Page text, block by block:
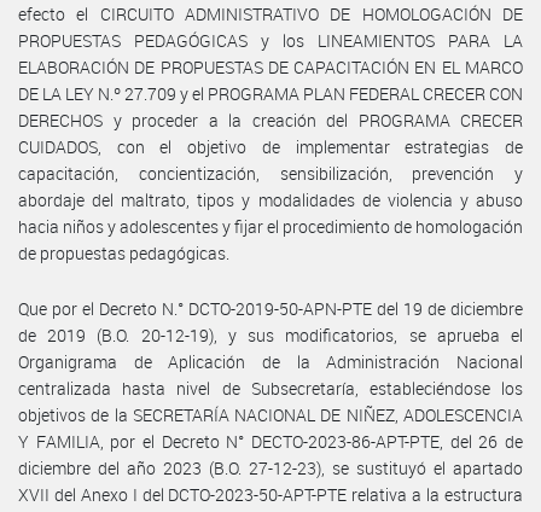
efecto el CIRCUITO ADMINISTRATIVO DE HOMOLOGACIÓN DE
PROPUESTAS PEDAGÓGICAS y los LINEAMIENTOS PARA LA
ELABORACIÓN DE PROPUESTAS DE CAPACITACIÓN EN EL MARCO
DE LA LEY N.º 27.709 y el PROGRAMA PLAN FEDERAL CRECER CON
DERECHOS y proceder a la creación del PROGRAMA CRECER
CUIDADOS, con el objetivo de implementar estrategias de
capacitación, concientización, sensibilización, prevención y
abordaje del maltrato, tipos y modalidades de violencia y abuso
hacia niños y adolescentes y fijar el procedimiento de homologación
de propuestas pedagógicas.
Que por el Decreto N.° DCTO-2019-50-APN-PTE del 19 de diciembre
de 2019 (B.O. 20-12-19), y sus modificatorios, se aprueba el
Organigrama de Aplicación de la Administración Nacional
centralizada hasta nivel de Subsecretaría, estableciéndose los
objetivos de la SECRETARÍA NACIONAL DE NIÑEZ, ADOLESCENCIA
Y FAMILIA, por el Decreto N° DECTO-2023-86-APT-PTE, del 26 de
diciembre del año 2023 (B.O. 27-12-23), se sustituyó el apartado
XVII del Anexo I del DCTO-2023-50-APT-PTE relativa a la estructura